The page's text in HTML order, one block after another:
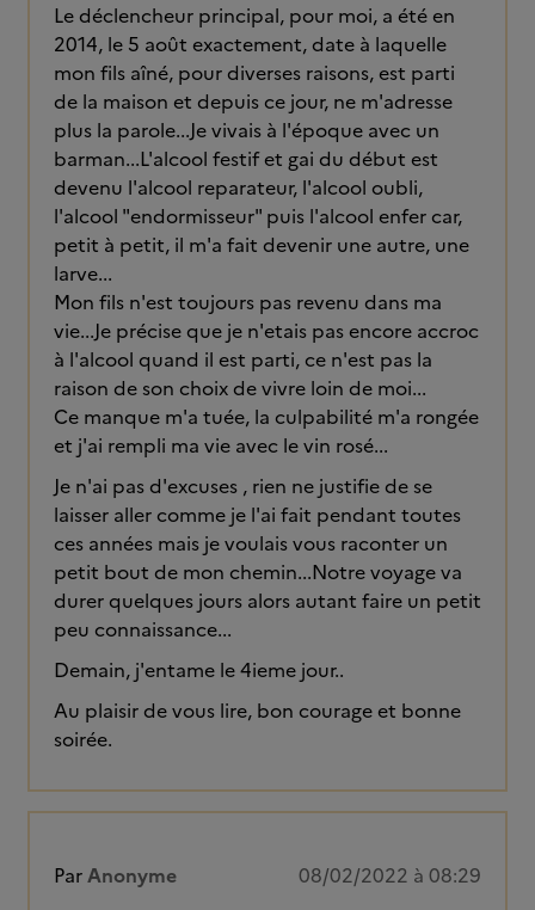
Le déclencheur principal, pour moi, a été en
2014, le 5 août exactement, date à laquelle
mon fils aîné, pour diverses raisons, est parti
de la maison et depuis ce jour, ne m'adresse
plus la parole...Je vivais à l'époque avec un
barman...L'alcool festif et gai du début est
devenu l'alcool reparateur, l'alcool oubli,
l'alcool "endormisseur" puis l'alcool enfer car,
petit à petit, il m'a fait devenir une autre, une
larve...
Mon fils n'est toujours pas revenu dans ma
vie...Je précise que je n'etais pas encore accroc
à l'alcool quand il est parti, ce n'est pas la
raison de son choix de vivre loin de moi...
Ce manque m'a tuée, la culpabilité m'a rongée
et j'ai rempli ma vie avec le vin rosé...
Je n'ai pas d'excuses , rien ne justifie de se
laisser aller comme je l'ai fait pendant toutes
ces années mais je voulais vous raconter un
petit bout de mon chemin...Notre voyage va
durer quelques jours alors autant faire un petit
peu connaissance...
Demain, j'entame le 4ieme jour..
Au plaisir de vous lire, bon courage et bonne
soirée.
ParAnonyme 08/02/2022 à 08:29